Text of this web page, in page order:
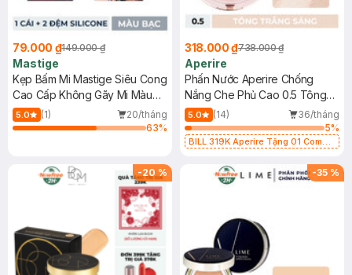
79.000 ₫149.000 ₫
Mastige
Kẹp Bấm Mi Mastige Siêu Cong
Cao Cấp Không Gãy Mi Màu
Bạc
5.0 (1)
20/tháng
63%
318.000 ₫738.000 ₫
Aperire
Phấn Nước Aperire Chống
Nắng Che Phủ Cao 0.5 Tông
Trắng Sáng 13g
5.0 (14)
36/tháng
5%
BILL 319K Aperire Tặng 01 Combo
Cấp Ẩm 30g (SL có hạn)
-20 % -35 %